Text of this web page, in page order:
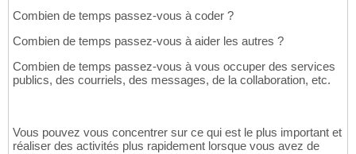
Combien de temps passez-vous à coder ?
Combien de temps passez-vous à aider les autres ?
Combien de temps passez-vous à vous occuper des services
publics, des courriels, des messages, de la collaboration, etc.
Vous pouvez vous concentrer sur ce qui est le plus important et
réaliser des activités plus rapidement lorsque vous avez de